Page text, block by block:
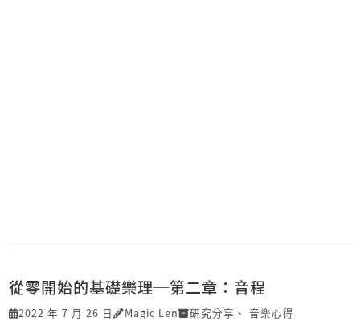
從零開始的基礎樂理─第二章：音程
2022 年 7 月 26 日 Magic Len 研究分享 、 音樂心得